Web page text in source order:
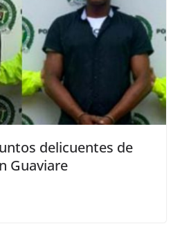
delicuentes de
Guaviare